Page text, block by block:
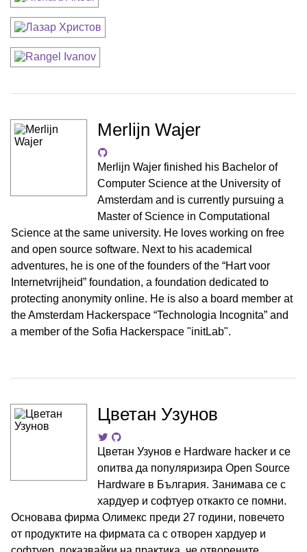
Merlijn Wajer
Merlijn Wajer finished his Bachelor of
Computer Science at the University of
Amsterdam and is currently pursuing a
Master of Science in Computational
Science at the same university. He loves working on free
and open source software. Next to his academical
adventures, he is one of the founders of the “Hart voor
Internetvrijheid” foundation, a foundation dedicated to
protecting anonymity online. He is also a board member at
the Amsterdam Hackerspace “Technologia Incognita” and
a member of the Sofia Hackerspace "initLab".
Цветан Узунов
Цветан Узунов е Hardware hacker и се
опитва да популяризира Open Source
Hardware в България. Занимава се с
хардуер и софтуер откакто се помни.
Основава фирма Олимекс преди 27 години, повечето
от продуктите на фирмата са с отворен хардуер и